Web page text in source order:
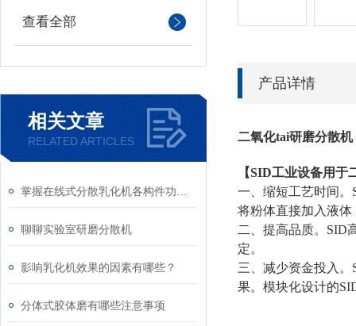
查看全部
相关文章
RELATED ARTICLES
聊聊实验室研磨分散机
影响乳化机效果的因素有哪些？
分体式胶体磨有哪些注意事项
产品详情
二氧化tai研磨分散机
【SID工业设备用
一、缩短工艺时间
将粉体直接加入液
二、提高品质。SID
定。
三、减少资金投入
果。模块化设计的